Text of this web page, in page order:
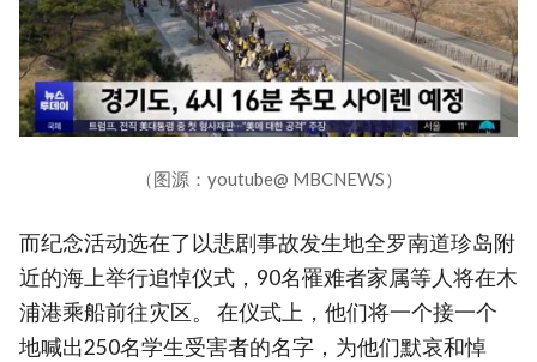
（图源：youtube@ MBCNEWS）
而纪念活动选在了以悲剧事故发生地全罗南道珍岛附
近的海上举行追悼仪式，90名罹难者家属等人将在木
浦港乘船前往灾区。 在仪式上，他们将一个接一个
地喊出250名学生受害者的名字，为他们默哀和悼